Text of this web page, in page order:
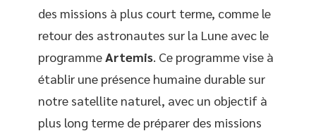
des missions à plus court terme, comme le
retour des astronautes sur la Lune avec le
programme Artemis . Ce programme vise à
établir une présence humaine durable sur
notre satellite naturel, avec un objectif à
plus long terme de préparer des missions